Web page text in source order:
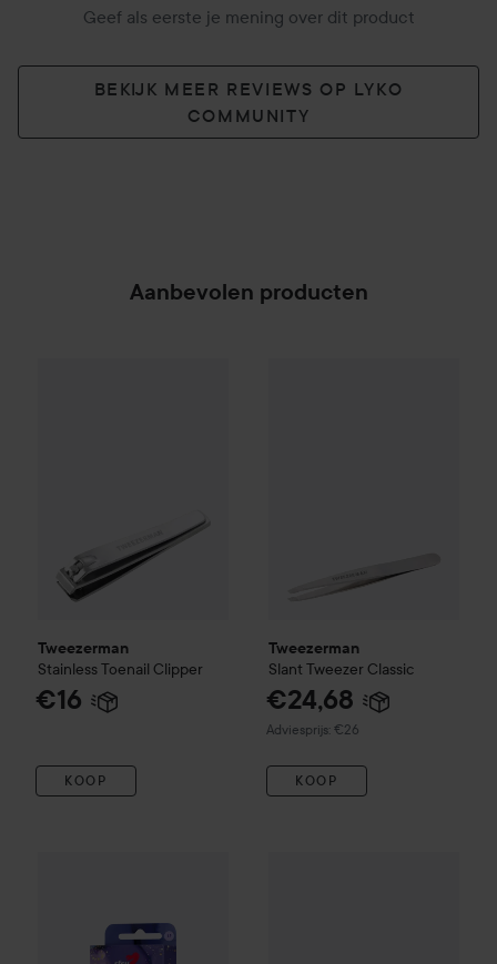
Geef als eerste je mening over dit product
BEKIJK MEER REVIEWS OP LYKO
COMMUNITY
Aanbevolen producten
Tweezerman
Stainless Toenail Clipper
€16
KOOP
Tweezerman
Slant Tweezer Classic
€24,68
Adviesprijs: €26
Aanbevolen prijs €26
KOOP